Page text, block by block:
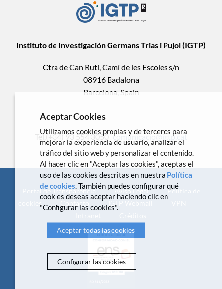
Instituto de Investigación Germans Trias i Pujol (IGTP)
Ctra de Can Ruti, Camí de les Escoles s/n
08916 Badalona
Barcelona, Spain
Tel.(+34) 93 554 3050 .comunicacio@igtp.cat
Portal de Transparencia Aviso Legal
Política de
cookies
Contacto IGTP Webmail
Aceptar Cookies
Utilizamos cookies propias y de terceros para
mejorar la experiencia de usuario, analizar el
tráfico del sitio web y personalizar el contenido.
Al hacer clic en "Aceptar las cookies", aceptas el
uso de las cookies descritas en nuestra Política
de cookies. También puedes configurar qué
cookies deseas aceptar haciendo clic en
"Configurar las cookies".
Aceptar todas las cookies
Configurar las cookies